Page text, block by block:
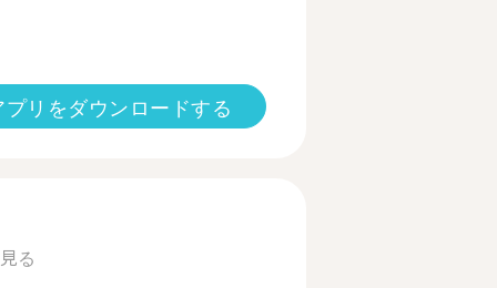
プリをダウンロードする
る